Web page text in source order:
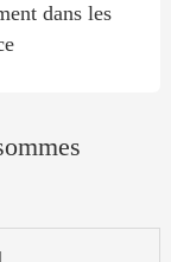
dans les